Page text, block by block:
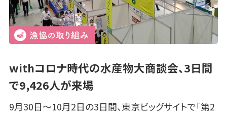
withコロナ時代の水産物大商談会、3日間
で9,426人が来場
9月30日～10月2日の3日間、東京ビッグサイトで「第2